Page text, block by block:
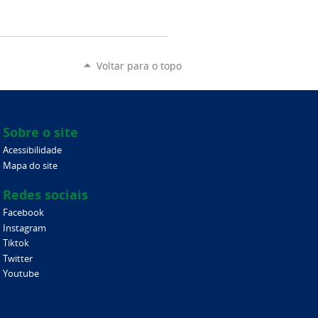
Voltar para o topo
Sobre o site
Acessibilidade
Mapa do site
Redes sociais
Facebook
Instagram
Tiktok
Twitter
Youtube